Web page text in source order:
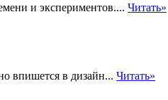
и экспериментов.... Читать»
впишется в дизайн... Читать»